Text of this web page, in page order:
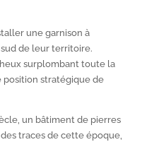
une garnison à
de leur territoire.
surplombant toute la
position stratégique de
un bâtiment de pierres
traces de cette époque,